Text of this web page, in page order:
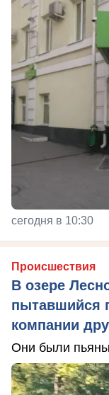
сегодня в 10:30
Происшествия
В озере
пытавшийся
компании
Они были пьяны